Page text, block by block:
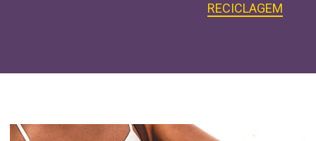
RECICLAGEM